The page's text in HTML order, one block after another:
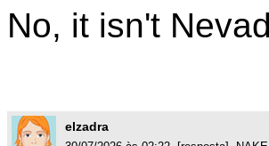
No, it isn't
elzadra